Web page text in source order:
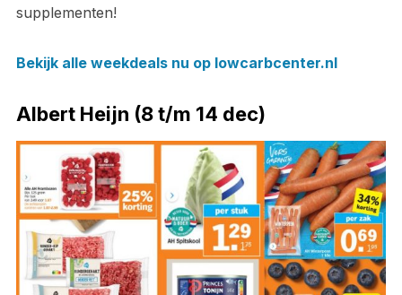
supplementen!
Bekijk alle weekdeals nu op lowcarbcenter.nl
Albert Heijn (8 t/m 14 dec)